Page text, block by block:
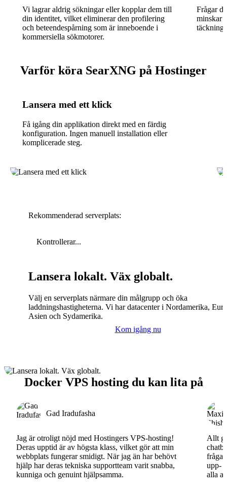
Vi lagrar aldrig sökningar eller kopplar dem till
din identitet, vilket eliminerar den profilering
och beteendespårning som är inneboende i
kommersiella sökmotorer.
Frågar
minskar
täckning
Varför köra SearXNG på Hostinger
Lansera med ett klick
Få igång din applikation direkt med en färdig
konfiguration. Ingen manuell installation eller
komplicerade steg.
Rekommenderad serverplats:
Kontrollerar...
Lansera lokalt. Väx globalt.
Välj en serverplats närmare din målgrupp och öka
laddningshastigheterna. Vi har datacenter i Nordamerika,
Asien och Sydamerika.
Kom igång nu
Docker VPS hosting du kan lita på
Gad Iradufasha
Jag är otroligt nöjd med Hostingers VPS-hosting!
Deras upptid är av högsta klass, vilket gör att min
webbplats fungerar smidigt. När jag än har behövt
hjälp har deras tekniska supportteam varit snabba,
kunniga och genuint hjälpsamma.
Allt
fråga.
upp-
alla